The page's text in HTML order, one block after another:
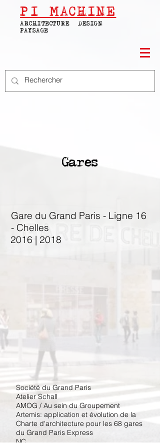
PIMACHINE
ARCHITECTURE | DESIGN |
PAYSAGE
Gares
Gare du Grand Paris - Ligne 16
- Chelles
2016 | 2018
Société du Grand Paris
​Atelier Schall
AMOG / Au sein du Groupement
Artemis: application et évolution de la
Charte d'architecture pour les 68 gares
du Grand Paris Express
NC